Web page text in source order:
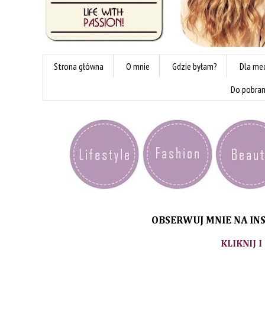
Strona główna O mnie Gdzie byłam?
Dla
Do
OBSERWUJ MNIE NA
KLIKNIJ I